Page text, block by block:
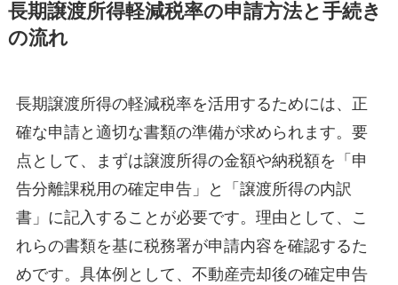
長期譲渡所得軽減税率の申請方法と手続き
の流れ
長期譲渡所得の軽減税率を活用するためには、正
確な申請と適切な書類の準備が求められます。要
点として、まずは譲渡所得の金額や納税額を「申
告分離課税用の確定申告」と「譲渡所得の内訳
書」に記入することが必要です。理由として、こ
れらの書類を基に税務署が申請内容を確認するた
めです。具体例として、不動産売却後の確定申告